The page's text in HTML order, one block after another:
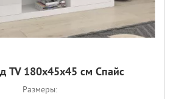
TV 180х45х45 см Спайс
Размеры: